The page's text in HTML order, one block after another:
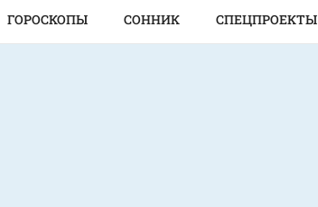
ГОРОСКОПЫ СОННИК СПЕЦПРОЕКТЫ